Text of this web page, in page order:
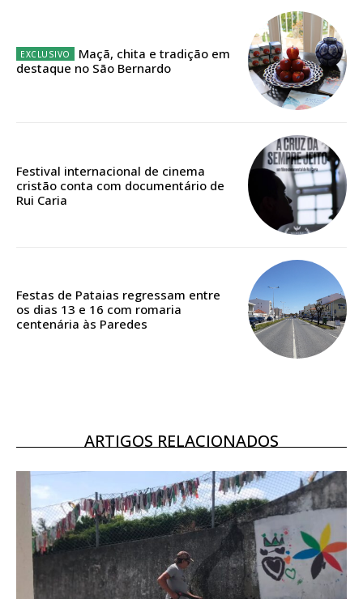
Edição em papel entregue à Quinta-feira em sua
Ofertas para assinatura anual
ASSINATURA
DIGITAL ANUAL
Acesso ao conteúdo online
Acesso aos conteúdos Exclusivos para
assinantes
Ofertas para assinatura anual
Escolha o plano
Maçã, chita e tradição em
destaque no São Bernardo
Festival internacional de cinema
cristão conta com documentário de
Rui Caria
Festas de Pataias regressam entre
os dias 13 e 16 com romaria
centenária às Paredes
ARTIGOS RELACIONADOS